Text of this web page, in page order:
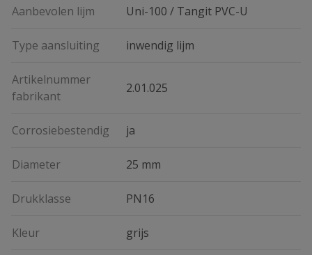
Aanbevolen lijm Uni-100 / Tangit PVC-U
Type aansluiting inwendig lijm
Artikelnummer
fabrikant
2.01.025
Corrosiebestendig ja
Diameter 25 mm
Drukklasse PN16
Kleur grijs